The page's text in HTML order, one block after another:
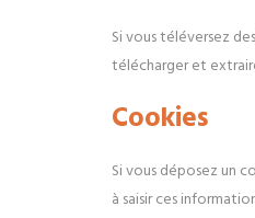
Si vous téléversez
télécharger et
Cookies
Si vous déposez un
à saisir ces